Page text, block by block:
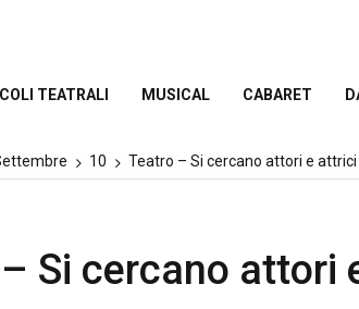
TEATRALI MUSICAL CABARET
10 Teatro – Si cercano attori e attrici
Si cercano attori